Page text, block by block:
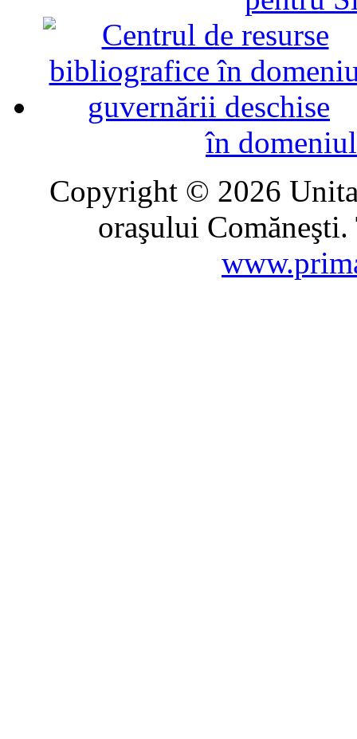
în
Copyright © 2026
oraşului